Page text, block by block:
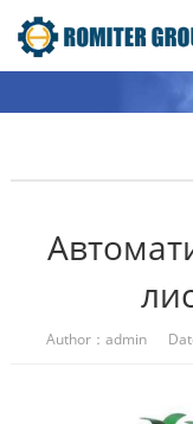
Author：admin